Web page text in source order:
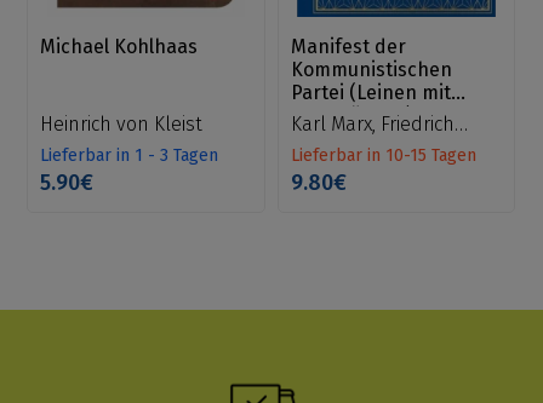
Michael Kohlhaas
Heinrich von Kleist
Lieferbar in 1 - 3 Tagen
5.90€
Manifest der
Kommunistischen
Partei (Leinen mit
Goldprägung)
Karl Marx, Friedrich
Engels
Lieferbar in 10-15 Tagen
9.80€